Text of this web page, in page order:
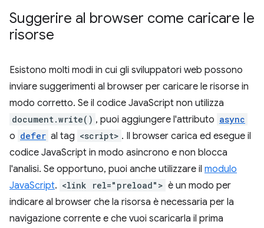
Suggerire al browser come caricare le
risorse
Esistono molti modi in cui gli sviluppatori web possono
inviare suggerimenti al browser per caricare le risorse in
modo corretto. Se il codice JavaScript non utilizza
document.write() , puoi aggiungere l'attributo async
o defer al tag <script> . Il browser carica ed esegue il
codice JavaScript in modo asincrono e non blocca
l'analisi. Se opportuno, puoi anche utilizzare il modulo
JavaScript. <link rel="preload"> è un modo per
indicare al browser che la risorsa è necessaria per la
navigazione corrente e che vuoi scaricarla il prima